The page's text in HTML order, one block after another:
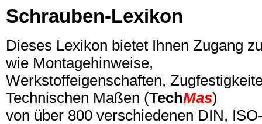
Schrauben-Lexikon
Dieses Lexikon bietet Ihnen Zugang
wie Montagehinweise,
Werkstoffeigenschaften,
Technischen Maßen (TechMas)
von über 800 verschiedenen DIN,